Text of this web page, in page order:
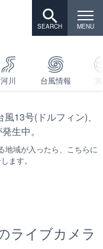
河川 台風情報
13号(ドルフィン)、
生中。
地域が入ったら、こちらに
ます。
ライブカメラ